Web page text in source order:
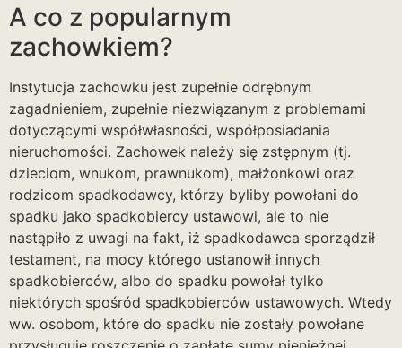
A co z popularnym
zachowkiem?
Instytucja zachowku jest zupełnie odrębnym
zagadnieniem, zupełnie niezwiązanym z problemami
dotyczącymi współwłasności, współposiadania
nieruchomości. Zachowek należy się zstępnym (tj.
dzieciom, wnukom, prawnukom), małżonkowi oraz
rodzicom spadkodawcy, którzy byliby powołani do
spadku jako spadkobiercy ustawowi, ale to nie
nastąpiło z uwagi na fakt, iż spadkodawca sporządził
testament, na mocy którego ustanowił innych
spadkobierców, albo do spadku powołał tylko
niektórych spośród spadkobierców ustawowych. Wtedy
ww. osobom, które do spadku nie zostały powołane